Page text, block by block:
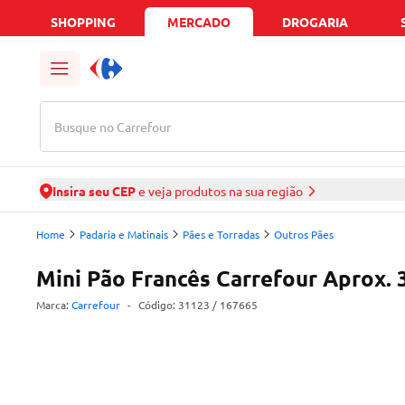
SHOPPING MERCADO DROGARIA
Busque no Carrefour
Insira seu CEPe veja produtos na sua região
Home Padaria e Matinais Pães e Torradas Outros Pães
Mini Pão Francês Carrefour Aprox.
Marca: Carrefour - Código: 31123 / 167665